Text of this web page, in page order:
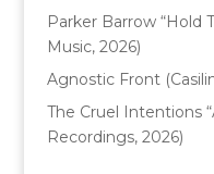
Parker Barrow “Hold
Music, 2026)
Agnostic Front
The Cruel Intentions
Recordings, 2026)